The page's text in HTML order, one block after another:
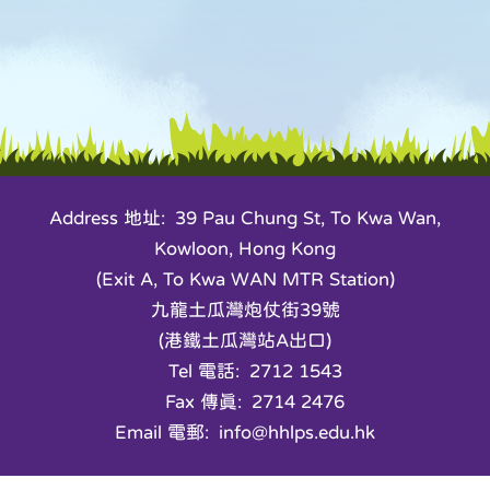
Address 地址: 39 Pau Chung St, To Kwa Wan,
Kowloon, Hong Kong
(Exit A, To Kwa WAN MTR Station)
九龍土瓜灣炮仗街39號
(港鐵土瓜灣站A出口)
Tel 電話: 2712 1543
Fax 傳真: 2714 2476
Email 電郵: info@hhlps.edu.hk